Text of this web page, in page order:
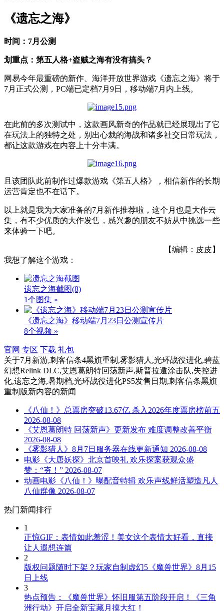
《遗忘之海》
时间：7月公测
划重点：第五人格+盗贼之海有没有搞头？
网易今年最重磅的新作、海洋开放世界游戏《遗忘之海》将于
7月正式公测，PC端已定档7月9日，移动端7月内上线。
在此前的多次测试中，这款画风新奇的作品就已经展现出了它
在玩法上的独特之处，别出心裁的海战和诸多社交日常玩法，
都让这款游戏在内容上十分丰满。
且该团队此前制作过爆款游戏《第五人格》，相信新作的长期
运营肯定也不在话下。
以上就是我为大家准备的7月新作推荐啦，这个月也是大作云
集，有不少优质的大作发售，感兴趣的朋友不妨从中挑选一些
来体验一下吧。
【编辑：皮皮】
我想了解这个游戏：
遗忘之海截图(8)
1个图集 »
《遗忘之海》移动端7月23日公测宣传片
8个视频 »
官网 专区 下载 礼包
关于7月新游,刺客信条4黑旗重制,雾影猎人,光环战役进化,碧蓝
幻想Relink DLC,艾恩葛朗特回荡新声,斯普拉遁涂击队,失控进
化,遗忘之海,暑期档,光环战役进化PS5发售日期,刺客信条黑旗
重制版新内容的新闻
《八仙！》总票房突破13.67亿 杀入2026年度票房榜前五
2026-08-08
《艾恩葛朗特 回荡新声》更新发布 难度调整改善平衡
2026-08-08
《雾影猎人》8月7日服务器在线更新通知 2026-08-08
电影《大唐妖探》北京首映礼 欢乐探案获观众盛
赞：“夯！” 2026-08-07
动画电影《八仙！》曝配音特辑 欢乐声线鲜活塑造凡人
八仙群像 2026-08-07
热门新闻排行
1
正惊GIF：表情如此羞涩！美女这个表情太好看，直接
让人遐想连篇
2
版权问题随时下架？玩家自制虚幻5《魔兽世界》8月15
日上线
3
热点预告：《魔兽世界》怀旧服第五阶段开启！《三角
洲行动》开启全新宝藏月摸大红！